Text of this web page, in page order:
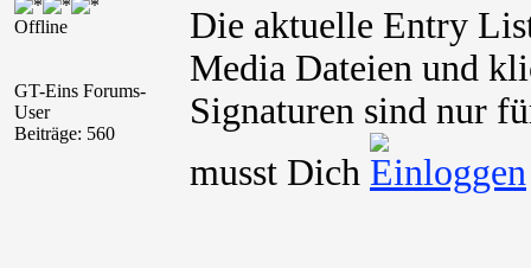
Offline
GT-Eins Forums-
User
Beiträge: 560
Die aktuelle Entry
Media Dateien und
Signaturen sind nur
musst Dich